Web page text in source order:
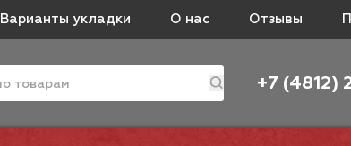
Варианты укладки О нас Отзывы
+7 (4812)